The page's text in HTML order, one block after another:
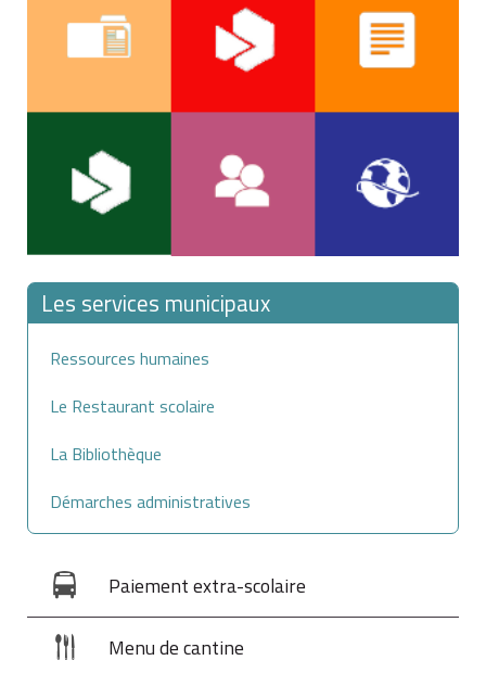
Les services municipaux
Ressources humaines
Le Restaurant scolaire
La Bibliothèque
Démarches administratives
Paiement extra-scolaire
Menu de cantine